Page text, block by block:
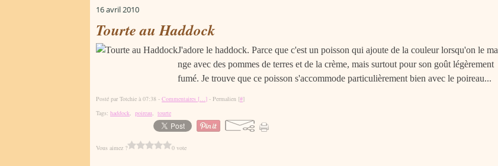
16 avril 2010
Tourte au Haddock
J'adore le haddock. Parce que c'est un poisson qui ajoute de la couleur lorsqu'on le ma
nge avec des pommes de terres et de la crème, mais surtout pour son goût légèrement
fumé. Je trouve que ce poisson s'accommode particulièrement bien avec le poireau...
Posté par Totchie à 07:38 - Commentaires […] - Permalien [#]
Tags: haddock, poireau, tourte
Vous aimez ? 0 vote